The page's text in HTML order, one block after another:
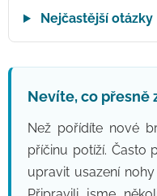
Nejčastější otázky
Nevíte, co přesně
Než pořídíte nové
příčinu potíží. Často
upravit usazení